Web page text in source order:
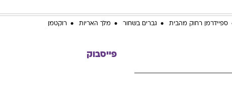
ספיידרמן רחוק מהבית גברים בשחור מלך האריות רוקטמן
פייסבוק